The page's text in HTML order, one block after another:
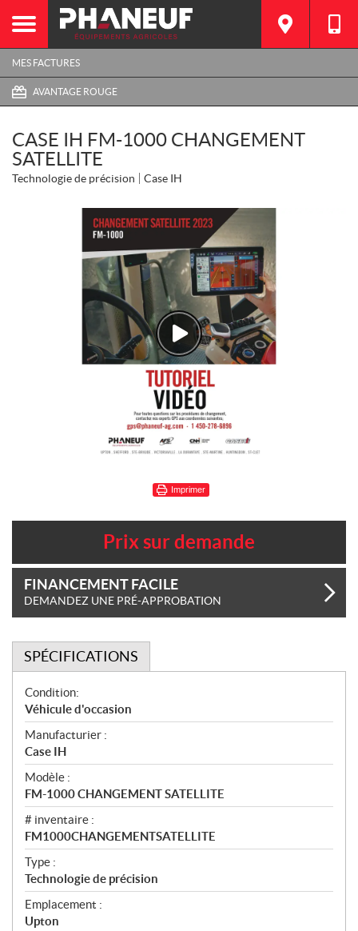
MES FACTURES
AVANTAGE ROUGE
CASE IH FM-1000 CHANGEMENT
SATELLITE
Technologie de précision Case IH
Watch
Video
Imprimer
Prix sur demande
FINANCEMENT FACILE
DEMANDEZ UNE PRÉ-APPROBATION
SPÉCIFICATIONS
S
p
é
c
i
f
i
c
a
t
i
o
n
s
Condition:
Véhicule d'occasion
Manufacturier :
Case IH
Modèle :
FM-1000 CHANGEMENT SATELLITE
# inventaire :
FM1000CHANGEMENTSATELLITE
Type :
Technologie de précision
Emplacement :
Upton